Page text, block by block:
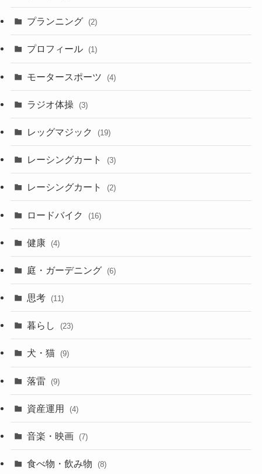
プランニング (2)
プロフィール (1)
モータースポーツ (4)
ラジオ体操 (3)
レッグマジック (19)
レーシングカート (3)
レーシングカート (2)
ロードバイク (16)
健康 (4)
庭・ガーデニング (6)
思考 (11)
暮らし (23)
犬・猫 (9)
落雷 (9)
資産運用 (4)
音楽・映画 (7)
食べ物・飲み物 (8)